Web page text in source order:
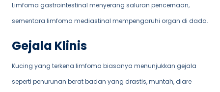
Limfoma gastrointestinal menyerang saluran pencernaan,
sementara limfoma mediastinal mempengaruhi organ di dada.
Gejala Klinis
Kucing yang terkena limfoma biasanya menunjukkan gejala
seperti penurunan berat badan yang drastis, muntah, diare